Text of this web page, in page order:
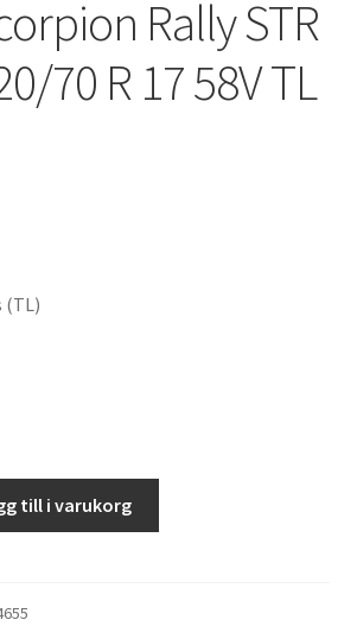
Rally STR
70 R 17 58V TL
(TL)
till i varukorg